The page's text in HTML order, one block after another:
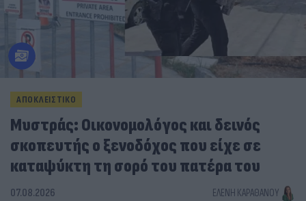
ΑΠΟΚΛΕΙΣΤΙΚΟ
Μυστράς: Οικονομολόγος και δεινός
σκοπευτής ο ξενοδόχος που είχε σε
καταψύκτη τη σορό του πατέρα του
07.08.2026 ΕΛΈΝΗ ΚΑΡΑΘΆΝΟΥ